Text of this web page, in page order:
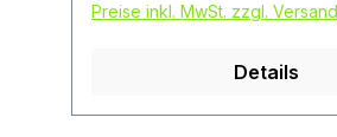
Preise inkl. MwSt. zzgl.
Details